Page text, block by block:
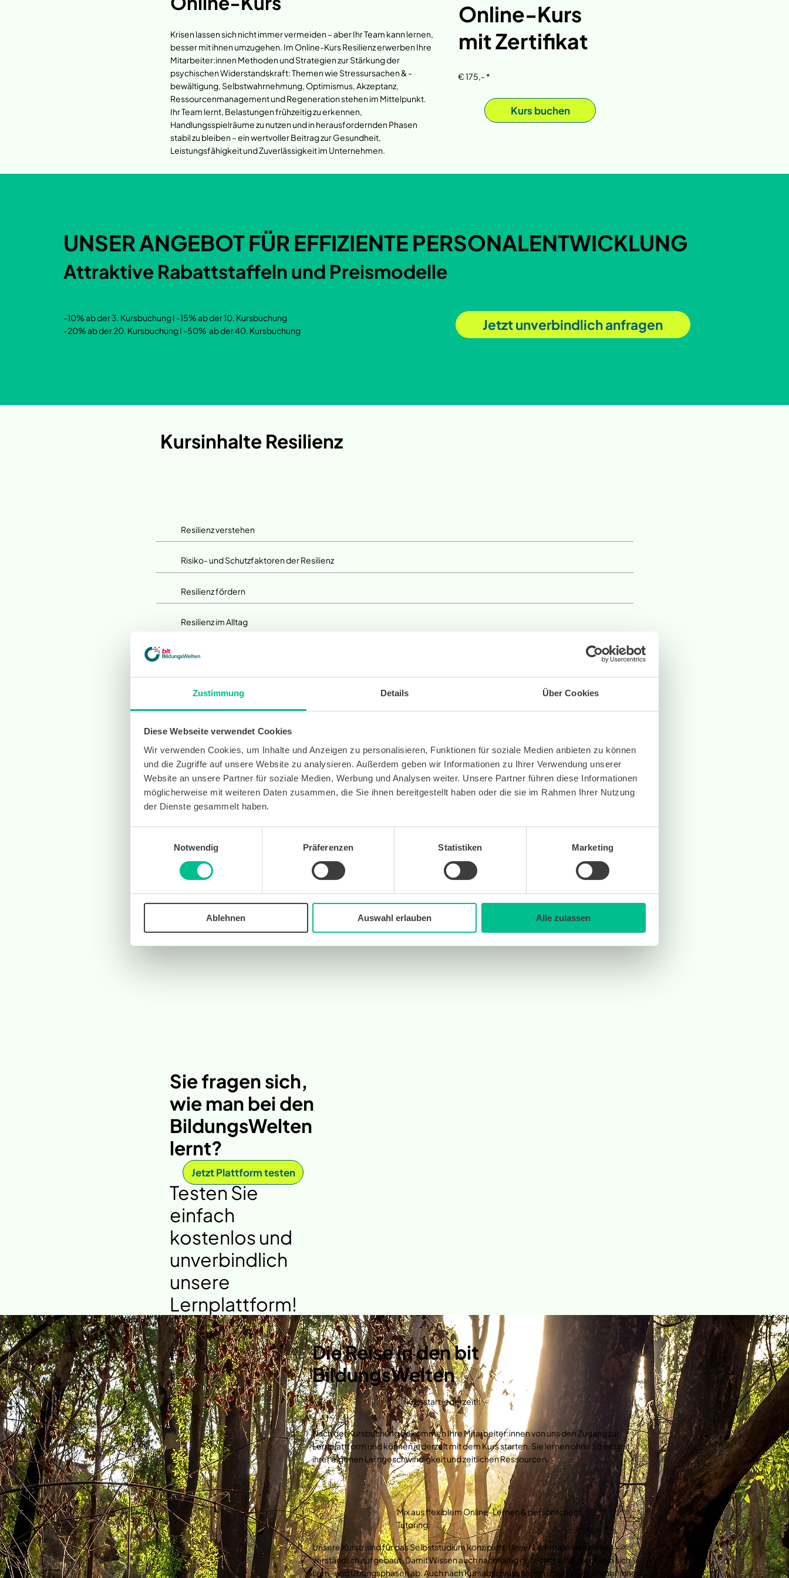
Zustimmung Details Über Cookies
Diese Webseite verwendet Cookies
Wir verwenden Cookies, um Inhalte und Anzeigen zu personalisieren, Funktionen für soziale Medien anbieten zu können
und die Zugriffe auf unsere Website zu analysieren. Außerdem geben wir Informationen zu Ihrer Verwendung unserer
Website an unsere Partner für soziale Medien, Werbung und Analysen weiter. Unsere Partner führen diese Informationen
möglicherweise mit weiteren Daten zusammen, die Sie ihnen bereitgestellt haben oder die sie im Rahmen Ihrer Nutzung
der Dienste gesammelt haben.
Notwendig
Präferenzen Statistiken Marketing
Ablehnen Auswahl erlauben Alle zulassen
Krisen lassen sich nicht immer vermeiden – aber Ihr Team kann lernen,
besser mit ihnen umzugehen. Im Online-Kurs Resilienz erwerben Ihre
Mitarbeiter:innen Methoden und Strategien zur Stärkung der
psychischen Widerstandskraft: Themen wie Stressursachen & -
bewältigung, Selbstwahrnehmung, Optimismus, Akzeptanz,
Ressourcenmanagement und Regeneration stehen im Mittelpunkt.
Ihr Team lernt, Belastungen frühzeitig zu erkennen,
Handlungsspielräume zu nutzen und in herausfordernden Phasen
stabil zu bleiben – ein wertvoller Beitrag zur Gesundheit,
Leistungsfähigkeit und Zuverlässigkeit im Unternehmen.
Online-Kurs
mit Zertifikat
€ 175,- *
Kurs buchen
UNSER ANGEBOT FÜR EFFIZIENTE PERSONALENTWICKLUNG
Attraktive Rabattstaffeln und Preismodelle
-10% ab der 3. Kursbuchung I -15% ab der 10. Kursbuchung
-20% ab der 20. Kursbuchung I -50% ab der 40. Kursbuchung
Jetzt unverbindlich anfragen
Kursinhalte Resilienz
Resilienz verstehen
Risiko- und Schutzfaktoren der Resilienz
Resilienz fördern
Resilienz im Alltag
Sie fragen sich,
wie man bei den
BildungsWelten
lernt?
Testen Sie
einfach
kostenlos und
unverbindlich
unsere
Lernplattform!
Jetzt Plattform testen
Die Reise in den bit
BildungsWelten
1. Kursstart jederzeit!
Nach der Kursbuchung bekommen Ihre Mitarbeiter:innen von uns den Zugang zur
Lernplattform und können jederzeit mit dem Kurs starten. Sie lernen ohne Stress mit
ihrer eigenen Lerngeschwindigkeit und zeitlichen Ressourcen.
2.
Mix aus flexiblem Online-Lernen & persönlichem
Tutoring
Unsere Kurse sind für das Selbststudium konzipiert. Unser Lernmaterial ist leicht
verständlich aufgebaut. Damit Wissen auch nachhaltig gefestigt wird, wechseln sich
Lern- und Übungsphasen ab. Auch nach Kursabschluss haben unsere Teilnehmer:innen